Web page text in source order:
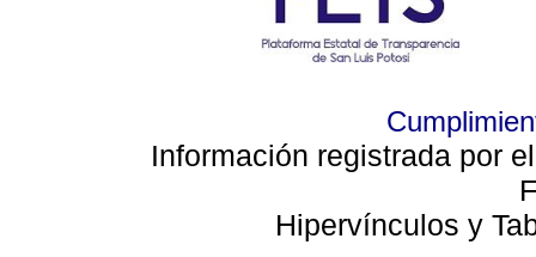
Información registrada por
Hipervínculos y